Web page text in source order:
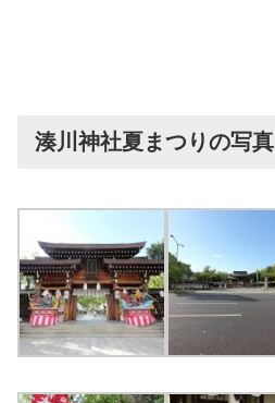
湊川神社夏まつりの写真